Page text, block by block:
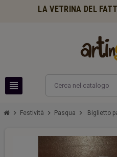
LA VETRINA DEL
view_headline
chevron_right Festività chevron_right Pasqua chevron_right Biglietto